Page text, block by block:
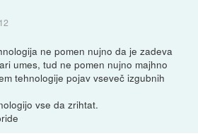
ne pomen nujno da je zadeva
umes, tud ne pomen nujno majhno
tehnologije pojav vseveč izgubnih
vse da zrihtat.